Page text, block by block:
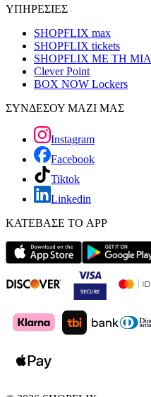
ΥΠΗΡΕΣΙΕΣ
SHOPFLIX max
SHOPFLIX tickets
SHOPFLIX ΜΕ ΤΗ ΜΙΑ
Clever Point
BOX NOW Lockers
ΣΥΝΔΕΣΟΥ ΜΑΖΙ ΜΑΣ
Instagram
Facebook
Tiktok
Linkedin
ΚΑΤΕΒΑΣΕ ΤΟ APP